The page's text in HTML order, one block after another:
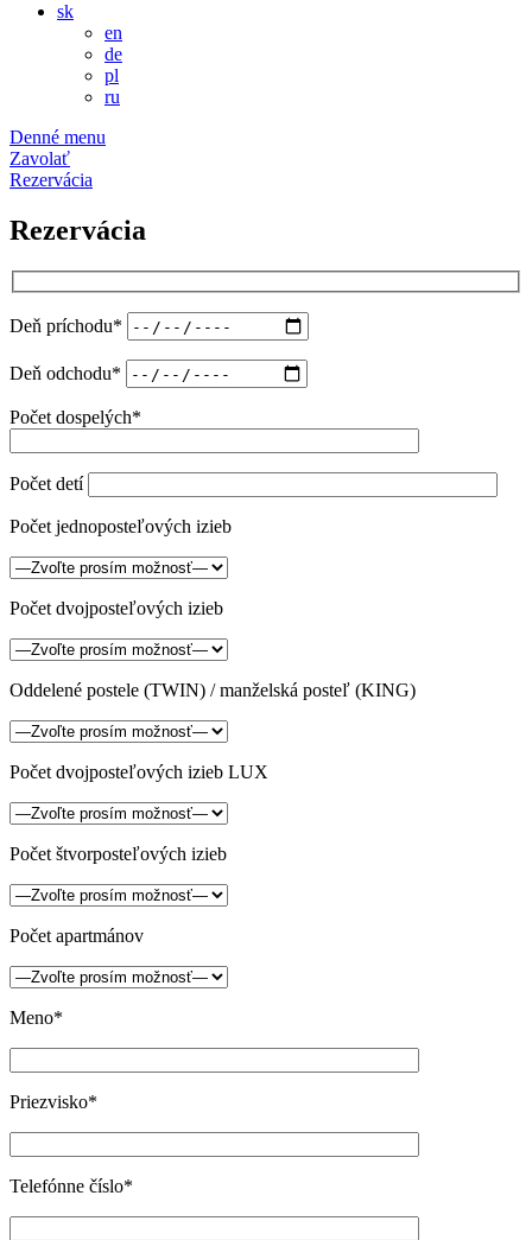
sk
en
de
pl
ru
Denné menu
Zavolať
Rezervácia
Rezervácia
Deň príchodu*
Deň odchodu*
Počet dospelých*
Počet detí
Počet jednoposteľových izieb
Počet dvojposteľových izieb
Oddelené postele (TWIN) / manželská posteľ (KING)
Počet dvojposteľových izieb LUX
Počet štvorposteľových izieb
Počet apartmánov
Meno*
Priezvisko*
Telefónne číslo*